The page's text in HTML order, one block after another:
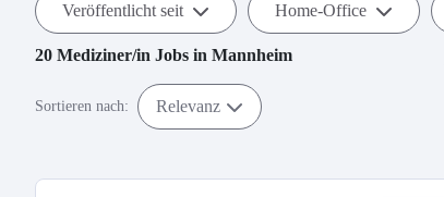
Veröffentlicht seit Home-Office
20 Mediziner/in Jobs in Mannheim
Sortieren nach: Relevanz